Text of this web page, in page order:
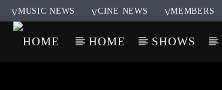
MUSIC NEWS CINE NEWS MEMBERS
HOME SHOWS